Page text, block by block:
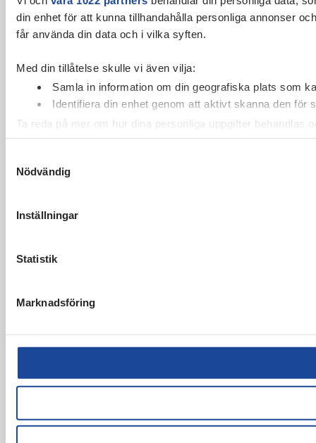
din enhet för att kunna tillhandahålla personliga annonser
får använda din data och i vilka syften.
Med din tillåtelse skulle vi även vilja:
Samla in information om din geografiska plats som
Identifiera din enhet genom att aktivt skanna den för
Ta reda på mer om hur dina personliga uppgifter behandlas
cookie-förklaringen.
Vi använder enhetsidentifierare för att anpassa innehållet
Nödvändig
Inställningar
Statistik
Marknadsföring